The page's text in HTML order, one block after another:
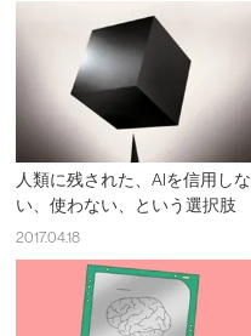
人類に残された、AIを信用しな
い、使わない、という選択肢
2017.04.18